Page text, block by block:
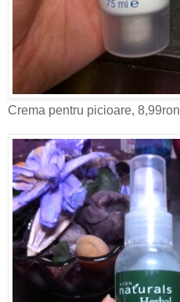
Crema pentru picioare, 8,99ron